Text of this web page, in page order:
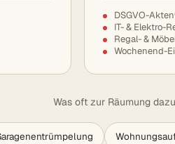
DSGVO-
IT- & Elektro-
Regal- &
Wochenend-
Was oft zur Räumung